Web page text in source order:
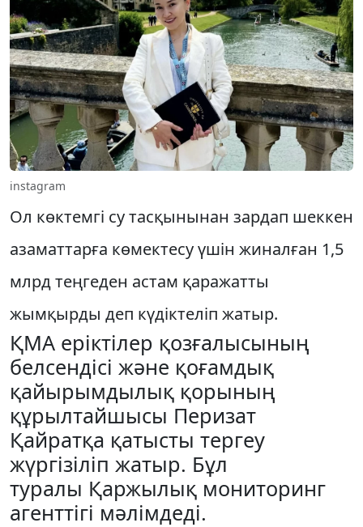
instagram
Ол көктемгі су тасқынынан зардап шеккен
азаматтарға көмектесу үшін жиналған 1,5
млрд теңгеден астам қаражатты
жымқырды деп күдіктеліп жатыр.
ҚМА еріктілер қозғалысының
белсендісі және қоғамдық
қайырымдылық қорының
құрылтайшысы Перизат
Қайратқа қатысты тергеу
жүргізіліп жатыр. Бұл
туралы Қаржылық мониторинг
агенттігі мәлімдеді.